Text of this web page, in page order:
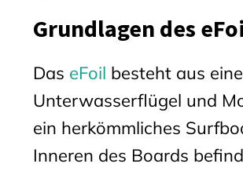
Grundlagen des
Das eFoil besteht aus
Unterwasserflügel und
ein herkömmliches
Inneren des Boards